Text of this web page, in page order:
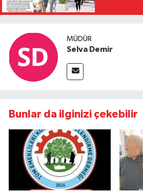
MÜDÜR
Selva Demir
Bunlar da ilginizi çekebilir